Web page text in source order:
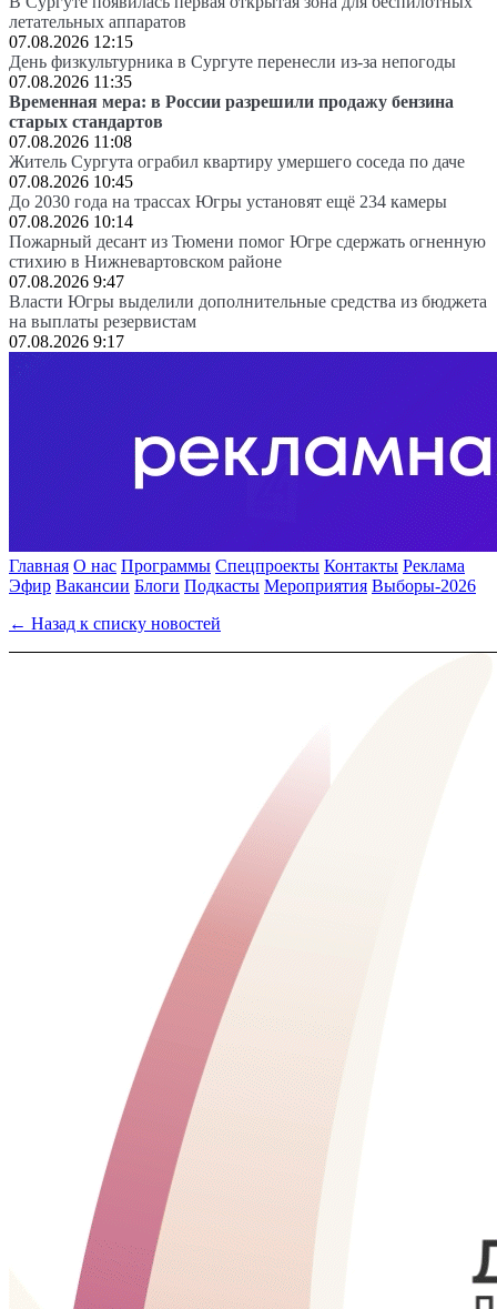
летательных аппаратов
07.08.2026 12:15
День физкультурника в Сургуте перенесли из-за непогоды
07.08.2026 11:35
Временная мера: в России разрешили продажу бензина
старых стандартов
07.08.2026 11:08
Житель Сургута ограбил квартиру умершего соседа по даче
07.08.2026 10:45
До 2030 года на трассах Югры установят ещё 234 камеры
07.08.2026 10:14
Пожарный десант из Тюмени помог Югре сдержать огненную
стихию в Нижневартовском районе
07.08.2026 9:47
Власти Югры выделили дополнительные средства из бюджета
на выплаты резервистам
07.08.2026 9:17
Главная О нас Программы Спецпроекты Контакты Реклама
Эфир Вакансии Блоги Подкасты Мероприятия Выборы-2026
← Назад к списку новостей